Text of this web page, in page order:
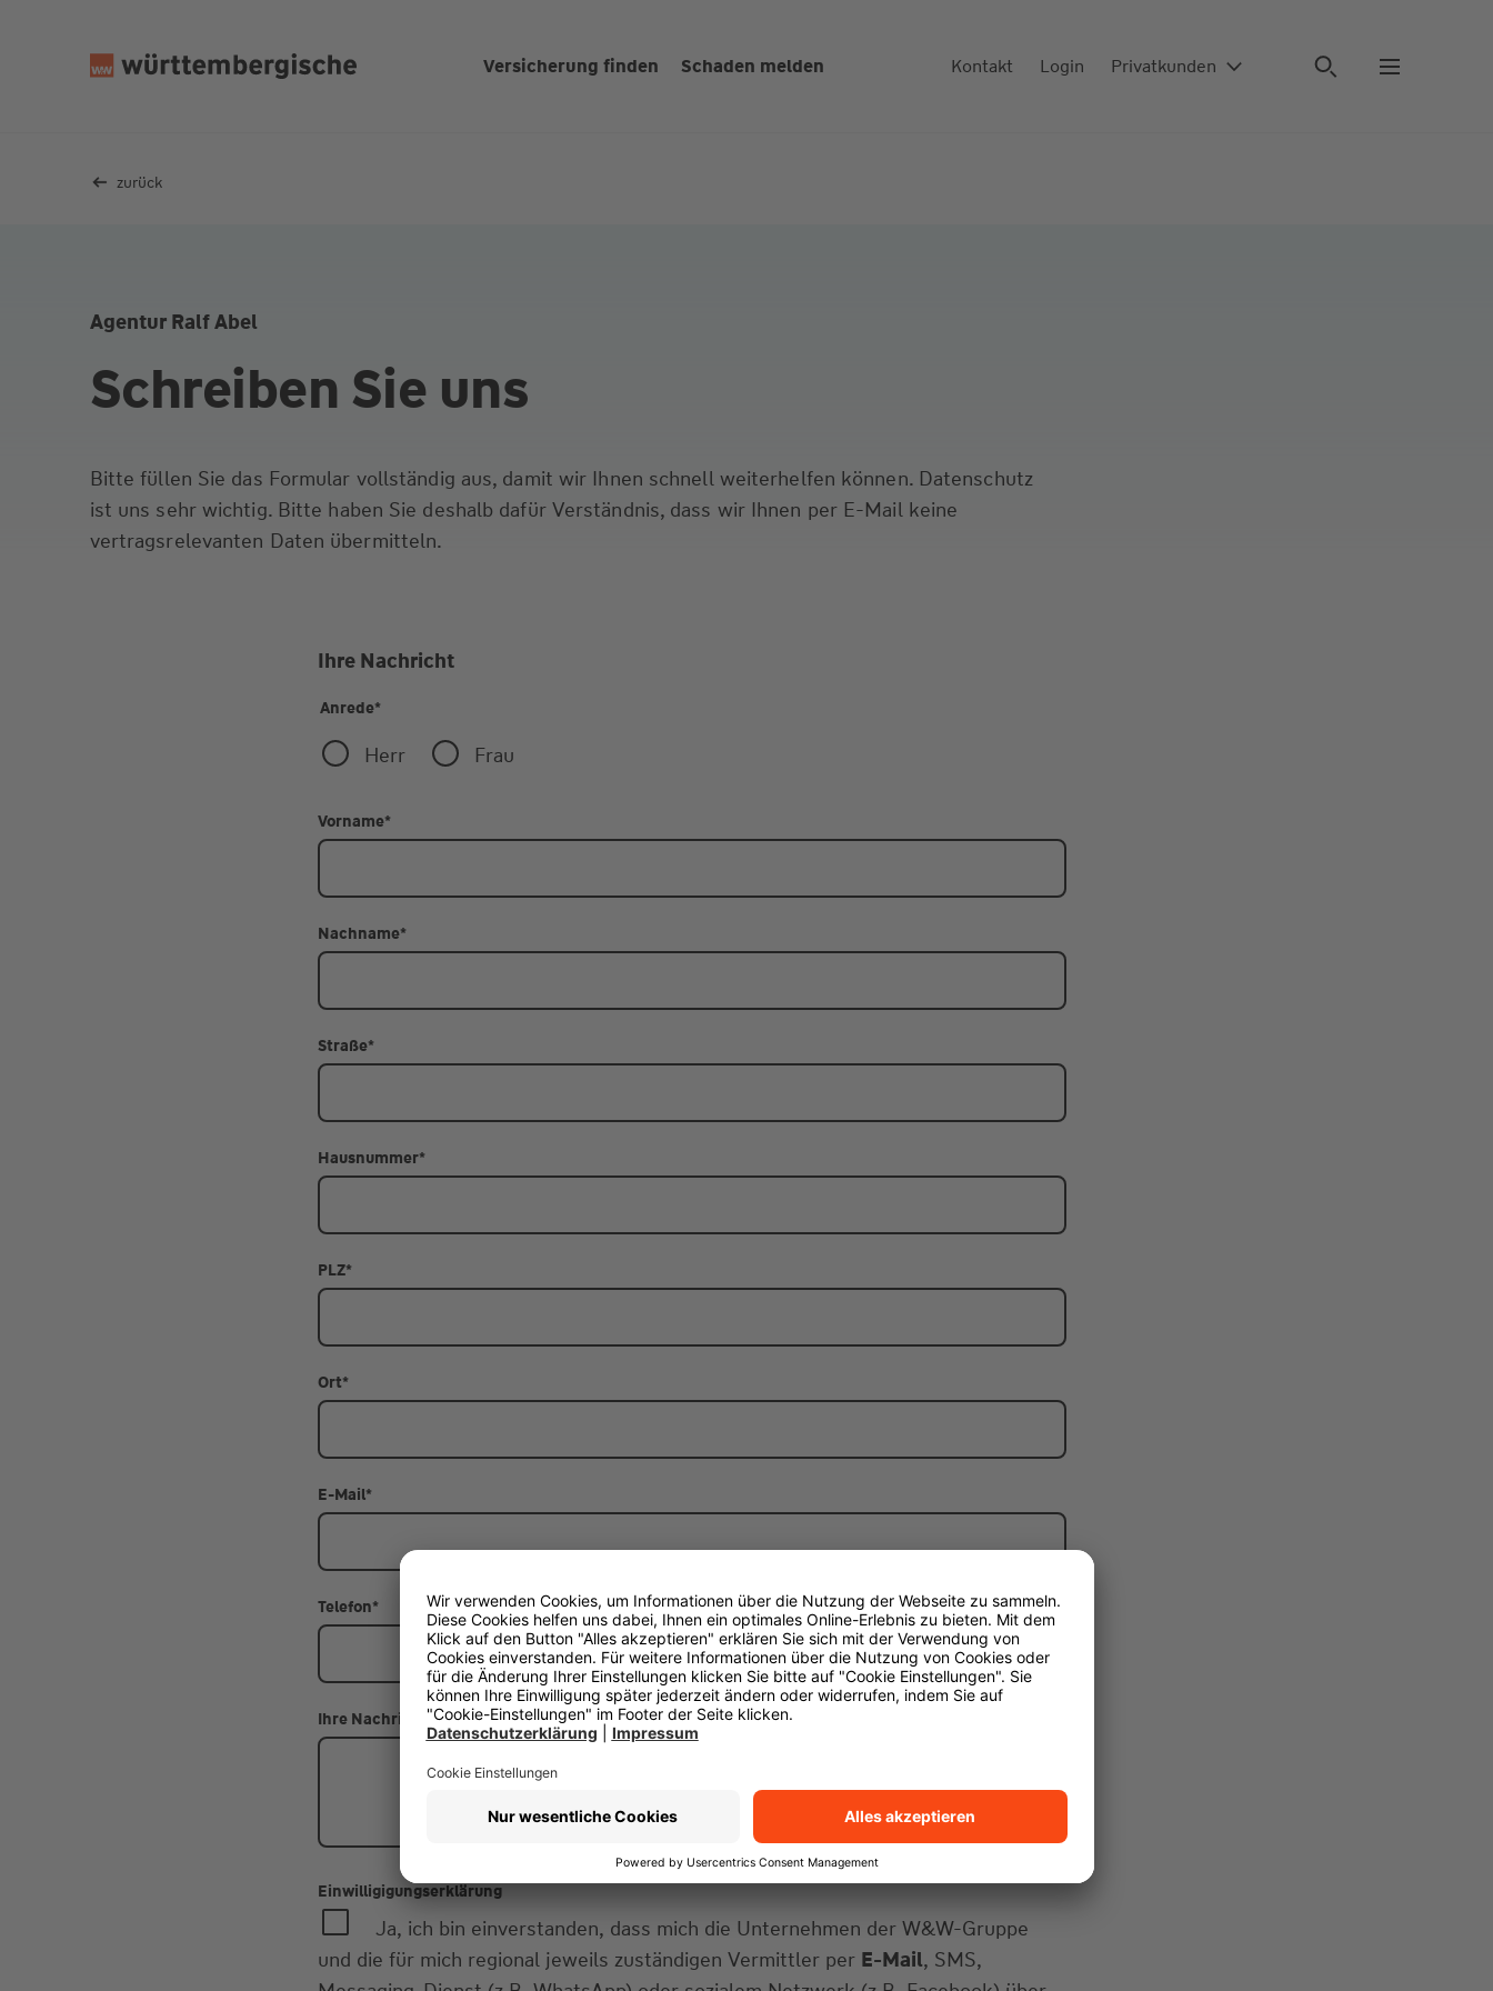
Versicherung finden Schaden melden Kontakt Login Privatkunden
zurück
Agentur Ralf Abel
Schreiben Sie uns
Bitte füllen Sie das Formular vollständig aus, damit wir Ihnen schnell weiterhelfen können. Datenschutz
ist uns sehr wichtig. Bitte haben Sie deshalb dafür Verständnis, dass wir Ihnen per E-Mail keine
vertragsrelevanten Daten übermitteln.
Ihre Nachricht
Anrede*
Herr Frau
Vorname*
Nachname*
Straße*
Hausnummer*
PLZ*
Ort*
E-Mail*
Telefon*
Ihre Nachricht
Einwilligigungserklärung
Ja, ich bin einverstanden, dass mich die Unternehmen der W&W-Gruppe
und die für mich regional jeweils zuständigen Vermittler per E-Mail, SMS,